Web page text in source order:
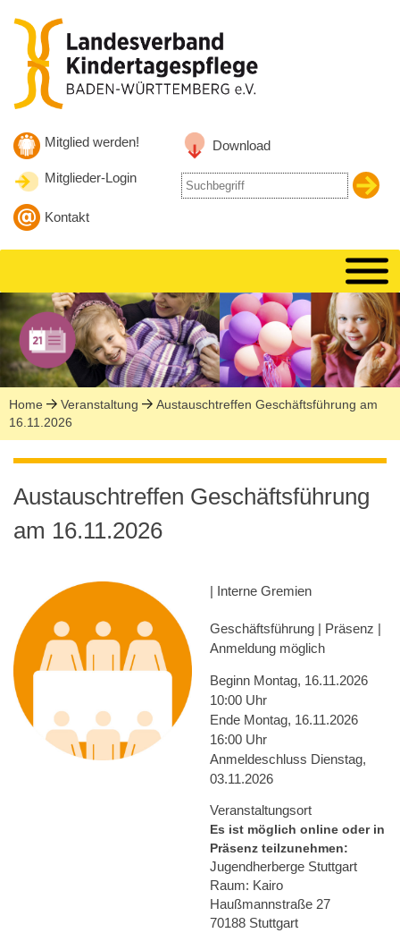
Zum Inhalt
Zur Hauptnavigation
Zur Suche springen
Mitglied werden!
Mitglieder-Login
Kontakt
Download
Suche
nach
Home Veranstaltung
Austauschtreffen Geschäftsführung am
16.11.2026
Austauschtreffen Geschäftsführung
am 16.11.2026
| Interne Gremien
Geschäftsführung | Präsenz |
Anmeldung möglich
Beginn Montag, 16.11.2026
10:00 Uhr
Ende Montag, 16.11.2026
16:00 Uhr
Anmeldeschluss Dienstag,
03.11.2026
Veranstaltungsort
Es ist möglich online oder in
Präsenz teilzunehmen:
Jugendherberge Stuttgart
Raum: Kairo
Haußmannstraße 27
70188 Stuttgart